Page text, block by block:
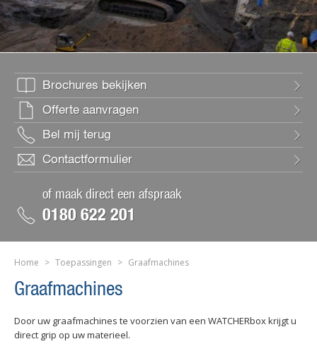
Brochures bekijken
Offerte aanvragen
Bel mij terug
Contactformulier
of maak direct een afspraak
0180 622 201
Home > Toepassingen > Graafmachines
Graafmachines
Door uw graafmachines te voorzien van een WATCHERbox krijgt u
direct grip op uw materieel.